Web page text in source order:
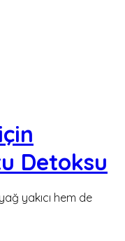
Detoksu
yakıcı hem de